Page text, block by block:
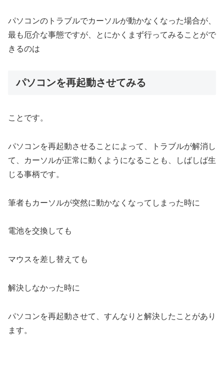
パソコンのトラブルでカーソルが動かなくなった場合が、
最も厄介な事態ですが、とにかくまず行ってみることがで
きるのは
パソコンを再起動させてみる
ことです。
パソコンを再起動させることによって、トラブルが解消し
て、カーソルが正常に動くようになることも、しばしば生
じる事柄です。
筆者もカーソルが突然に動かなくなってしまった時に
電池を交換しても
マウスを差し替えても
解決しなかった時に
パソコンを再起動させて、すんなりと解決したことがあり
ます。